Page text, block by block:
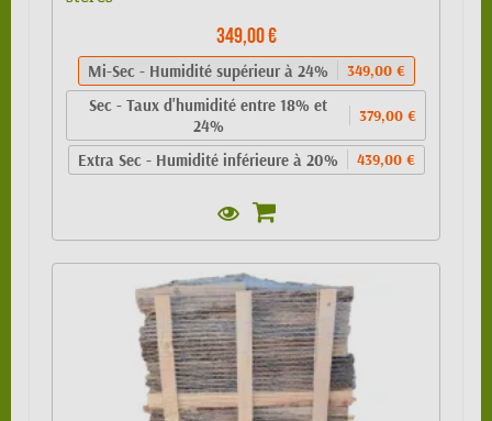
349,00 €
Mi-Sec - Humidité supérieur à 24% 349,00 €
Sec - Taux d'humidité entre 18% et
24%
379,00 €
Extra Sec - Humidité inférieure à 20% 439,00 €